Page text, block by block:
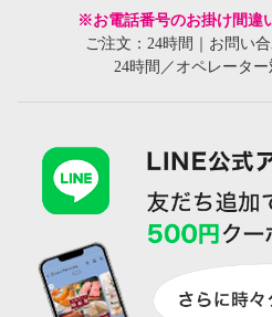
※お電話番号のお掛け間違
ご注文：24時間｜お問い
24時間／オペレーター